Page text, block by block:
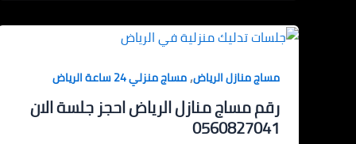
مساج منازل الرياض,مساج منزلي 24 ساعة الرياض
رقم مساج منازل الرياض احجز جلسة الان
0560827041